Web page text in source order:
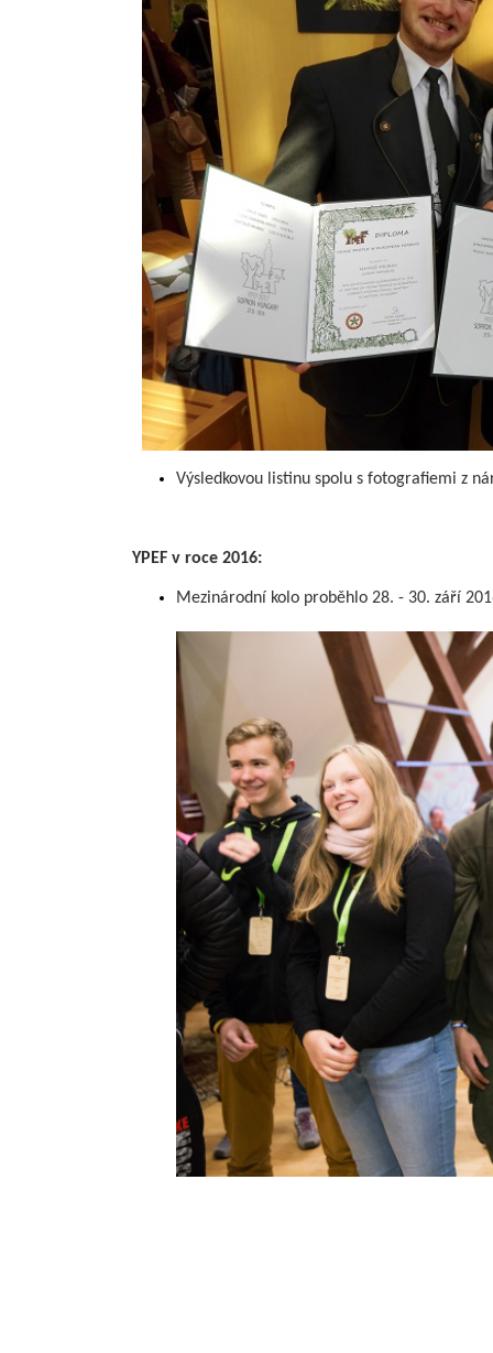
Výsledkovou listinu spolu s fotografiemi z
YPEF v roce 2016:
Mezinárodní kolo proběhlo 28. - 30. září